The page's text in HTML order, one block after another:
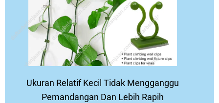
Ukuran Relatif Kecil Tidak Mengganggu
Pemandangan Dan Lebih Rapih